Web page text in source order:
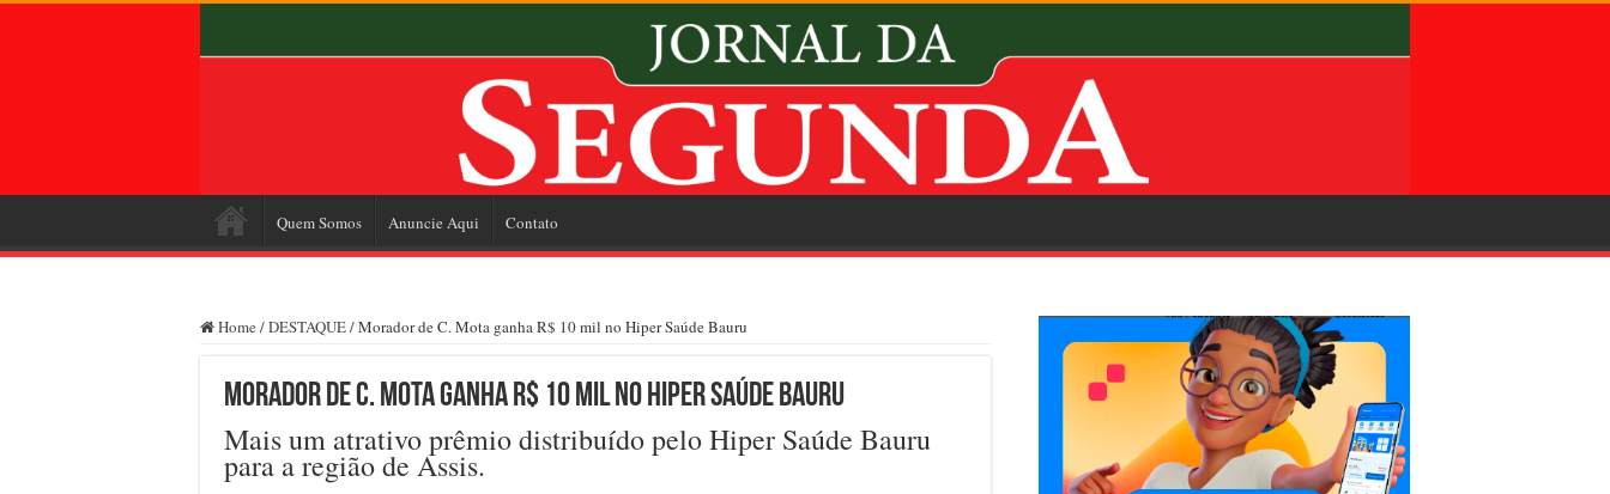
Quem Somos Anuncie Aqui Contato
Home /DESTAQUE/Morador de C. Mota ganha R$ 10 mil no Hiper Saúde Bauru
Morador de C. Mota ganha R$ 10 mil no Hiper Saúde Bauru
Mais um atrativo prêmio distribuído pelo Hiper Saúde Bauru
para a região de Assis.